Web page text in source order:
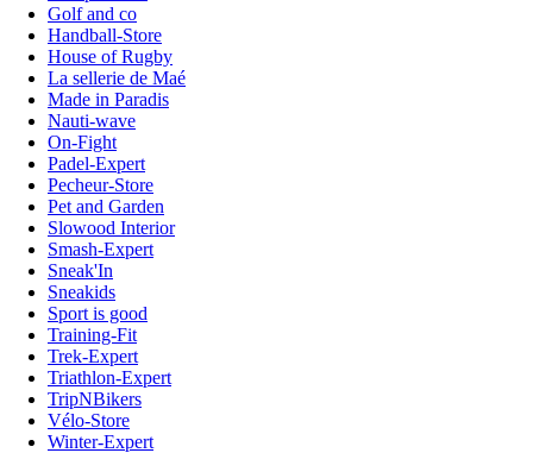
Golf and co
Handball-Store
House of Rugby
La sellerie de Maé
Made in Paradis
Nauti-wave
On-Fight
Padel-Expert
Pecheur-Store
Pet and Garden
Slowood Interior
Smash-Expert
Sneak'In
Sneakids
Sport is good
Training-Fit
Trek-Expert
Triathlon-Expert
TripNBikers
Vélo-Store
Winter-Expert